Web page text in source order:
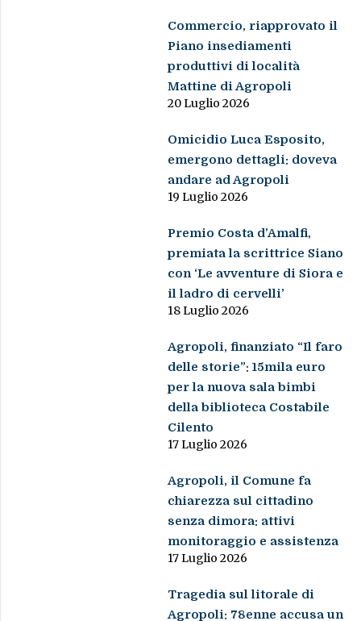
Commercio, riapprovato il
Piano insediamenti
produttivi di località
Mattine di Agropoli
20 Luglio 2026
Omicidio Luca Esposito,
emergono dettagli: doveva
andare ad Agropoli
19 Luglio 2026
Premio Costa d’Amalfi,
premiata la scrittrice Siano
con ‘Le avventure di Siora e
il ladro di cervelli’
18 Luglio 2026
Agropoli, finanziato “Il faro
delle storie”: 15mila euro
per la nuova sala bimbi
della biblioteca Costabile
Cilento
17 Luglio 2026
Agropoli, il Comune fa
chiarezza sul cittadino
senza dimora: attivi
monitoraggio e assistenza
17 Luglio 2026
Tragedia sul litorale di
Agropoli: 78enne accusa un